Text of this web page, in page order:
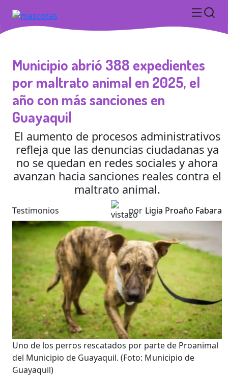
Municipio abrió 388 expedientes
por maltrato animal en 2025, el
año con más sanciones en
Guayaquil
El aumento de procesos administrativos
refleja que las denuncias ciudadanas ya
no se quedan en redes sociales y ahora
avanzan hacia sanciones reales contra el
maltrato animal.
Testimonios por Ligia Proaño Fabara
Uno de los perros rescatados por parte de Proanimal
del Municipio de Guayaquil. (Foto: Municipio de
Guayaquil)